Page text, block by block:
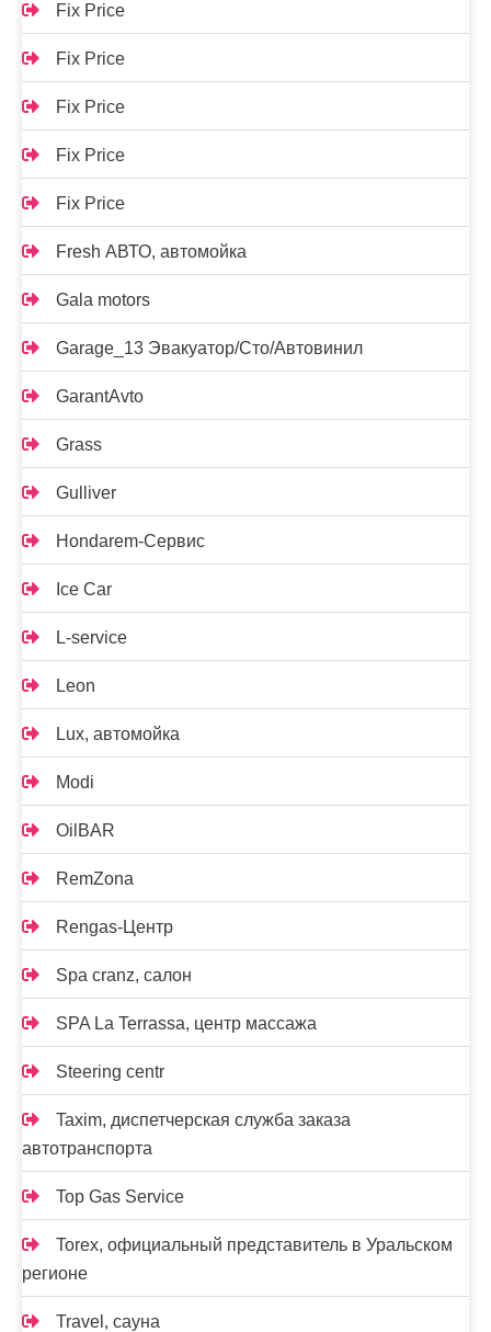
Fix Price
Fix Price
Fix Price
Fix Price
Fix Price
Fresh АВТО, автомойка
Gala motors
Garage_13 Эвакуатор/Сто/Автовинил
GarantAvto
Grass
Gulliver
Hondarem-Сервис
Ice Car
L-service
Leon
Lux, автомойка
Modi
OilBAR
RemZona
Rengas-Центр
Spa cranz, салон
SPA La Terrassa, центр массажа
Steering centr
Taxim, диспетчерская служба заказа
автотранспорта
Top Gas Service
Torex, официальный представитель в Уральском
регионе
Travel, сауна